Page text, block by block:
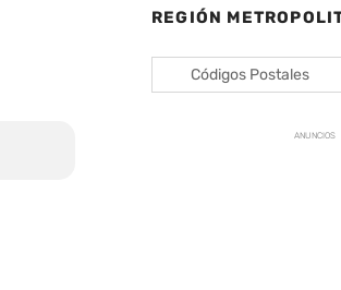
REGIÓN
Códigos Postales
ANUNCIOS